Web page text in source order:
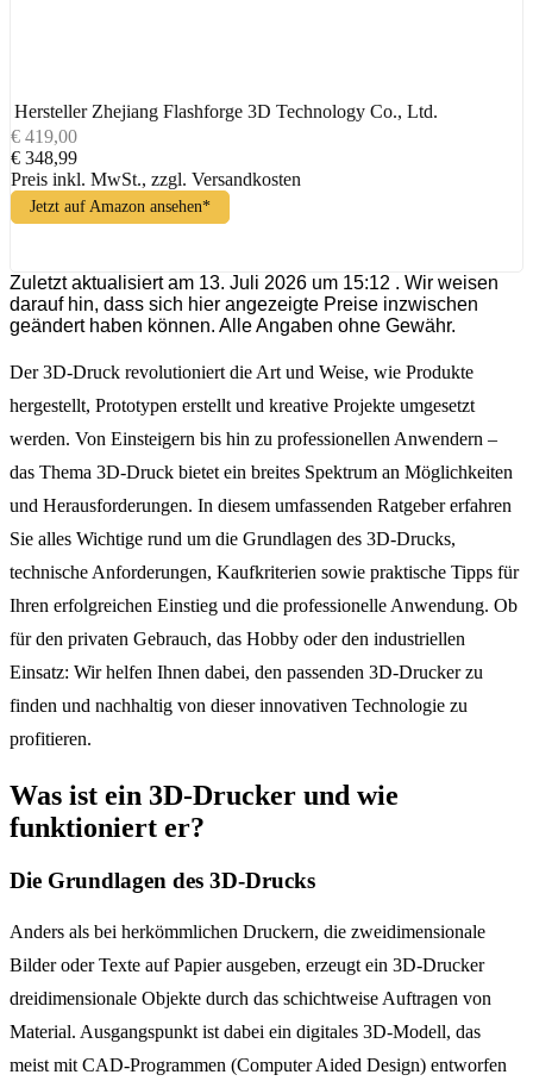
Hersteller Zhejiang Flashforge 3D Technology Co., Ltd.
€ 419,00
€ 348,99
Preis inkl. MwSt., zzgl. Versandkosten
Jetzt auf Amazon ansehen*
Zuletzt aktualisiert am 13. Juli 2026 um 15:12 . Wir weisen
darauf hin, dass sich hier angezeigte Preise inzwischen
geändert haben können. Alle Angaben ohne Gewähr.
Der 3D-Druck revolutioniert die Art und Weise, wie Produkte
hergestellt, Prototypen erstellt und kreative Projekte umgesetzt
werden. Von Einsteigern bis hin zu professionellen Anwendern –
das Thema 3D-Druck bietet ein breites Spektrum an Möglichkeiten
und Herausforderungen. In diesem umfassenden Ratgeber erfahren
Sie alles Wichtige rund um die Grundlagen des 3D-Drucks,
technische Anforderungen, Kaufkriterien sowie praktische Tipps für
Ihren erfolgreichen Einstieg und die professionelle Anwendung. Ob
für den privaten Gebrauch, das Hobby oder den industriellen
Einsatz: Wir helfen Ihnen dabei, den passenden 3D-Drucker zu
finden und nachhaltig von dieser innovativen Technologie zu
profitieren.
Was ist ein 3D-Drucker und wie
funktioniert er?
Die Grundlagen des 3D-Drucks
Anders als bei herkömmlichen Druckern, die zweidimensionale
Bilder oder Texte auf Papier ausgeben, erzeugt ein 3D-Drucker
dreidimensionale Objekte durch das schichtweise Auftragen von
Material. Ausgangspunkt ist dabei ein digitales 3D-Modell, das
meist mit CAD-Programmen (Computer Aided Design) entworfen